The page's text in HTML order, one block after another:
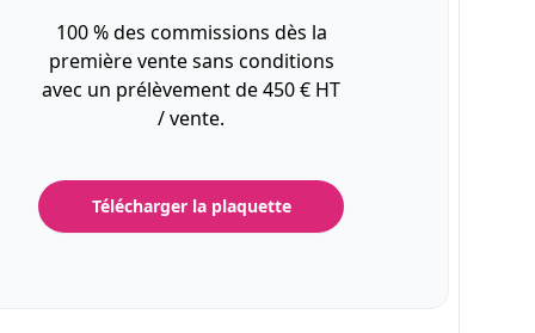
100 % des commissions dès la
première vente sans conditions
avec un prélèvement de 450 € HT
/ vente.
Télécharger la plaquette